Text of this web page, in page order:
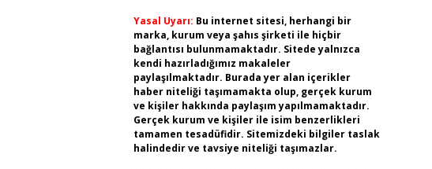
Yasal Uyarı: Bu internet sitesi, herhangi bir
marka, kurum veya şahıs şirketi ile hiçbir
bağlantısı bulunmamaktadır. Sitede yalnızca
kendi hazırladığımız makaleler
paylaşılmaktadır. Burada yer alan içerikler
haber niteliği taşımamakta olup, gerçek kurum
ve kişiler hakkında paylaşım yapılmamaktadır.
Gerçek kurum ve kişiler ile isim benzerlikleri
tamamen tesadüfidir. Sitemizdeki bilgiler taslak
halindedir ve tavsiye niteliği taşımazlar.